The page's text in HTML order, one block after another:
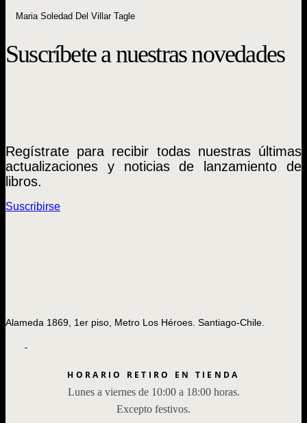
Maria Soledad Del Villar Tagle
Suscríbete a nuestras novedades
Regístrate para recibir todas nuestras últimas
actualizaciones y noticias de lanzamiento de
libros.
Suscribirse
Alameda 1869, 1er piso, Metro Los Héroes. Santiago-Chile.
HORARIO RETIRO EN TIENDA
Lunes a viernes de 10:00 a 18:00 horas.
Excepto festivos.